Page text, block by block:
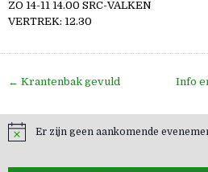
ZO 14-11 14.00 SRC-VALKEN
VERTREK: 12.30
Bericht
← Krantenbak gevuld Info
Er zijn geen aankomende